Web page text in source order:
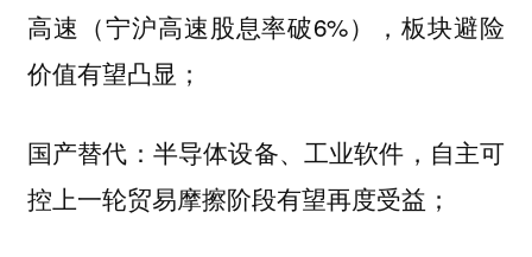
高速（宁沪高速股息率破6%），板块避险
价值有望凸显；
国产替代： 半导体设备、工业软件，自主可
控上一轮贸易摩擦阶段有望再度受益；